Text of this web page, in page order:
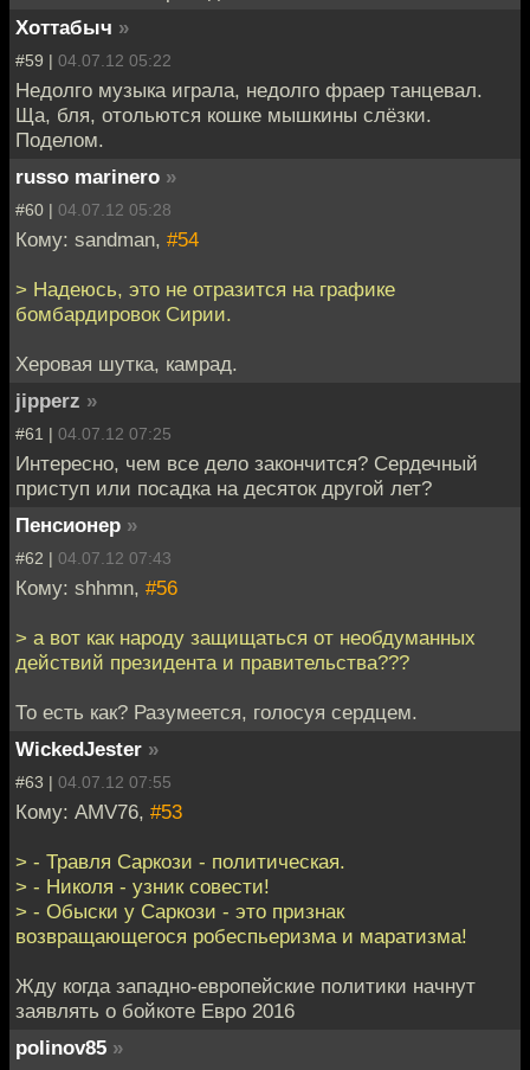
Хоттабыч »
#59 | 04.07.12 05:22
Недолго музыка играла, недолго фраер танцевал.
Ща, бля, отольются кошке мышкины слёзки.
Поделом.
russo marinero »
#60 | 04.07.12 05:28
Кому: sandman, #54
> Надеюсь, это не отразится на графике
бомбардировок Сирии.
Херовая шутка, камрад.
jipperz »
#61 | 04.07.12 07:25
Интересно, чем все дело закончится? Сердечный
приступ или посадка на десяток другой лет?
Пенсионер »
#62 | 04.07.12 07:43
Кому: shhmn, #56
> а вот как народу защищаться от необдуманных
действий президента и правительства???
То есть как? Разумеется, голосуя сердцем.
WickedJester »
#63 | 04.07.12 07:55
Кому: AMV76, #53
> - Травля Саркози - политическая.
> - Николя - узник совести!
> - Обыски у Саркози - это признак
возвращающегося робеспьеризма и маратизма!
Жду когда западно-европейские политики начнут
заявлять о бойкоте Евро 2016
polinov85 »